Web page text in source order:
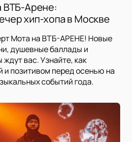
ВТБ-Арене:
хип-хопа в Москве
Мота на ВТБ-АРЕНЕ! Новые
душевные баллады и
вас. Узнайте, как
и позитивом перед осенью на
событий года.